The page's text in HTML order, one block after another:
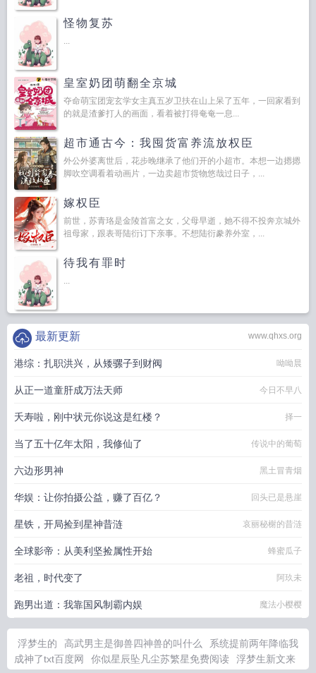
怪物复苏
...
皇室奶团萌翻全京城
夺命萌宝团宠玄学女主真五岁卫扶在山上呆了五年，一回家看到
的就是渣爹打人的画面，看着被打得奄奄一息...
超市通古今：我囤货富养流放权臣
外公外婆离世后，花步晚继承了他们开的小超市。本想一边摁摁
脚吹空调看着动画片，一边卖超市货物悠哉过日子，...
嫁权臣
前世，苏青珞是金陵首富之女，父母早逝，她不得不投奔京城外
祖母家，跟表哥陆衍订下亲事。不想陆衍豢养外室，...
待我有罪时
...
www.qhxs.org
最新更新
港综：扎职洪兴，从矮骡子到财阀 呦呦晨
从正一道童肝成万法天师 今日不早八
夭寿啦，刚中状元你说这是红楼？ 择一
当了五十亿年太阳，我修仙了 传说中的葡萄
六边形男神 黑土冒青烟
华娱：让你拍摄公益，赚了百亿？ 回头已是悬崖
星铁，开局捡到星神昔涟 哀丽秘榭的昔涟
全球影帝：从美利坚捡属性开始 蜂蜜瓜子
老祖，时代变了 阿玖未
跑男出道：我靠国风制霸内娱 魔法小樱樱
浮梦生的 高武男主是御兽四神兽的叫什么
系统提前两年降临我
成神了txt百度网
你似星辰坠凡尘苏繁星免费阅读
浮梦生新文来